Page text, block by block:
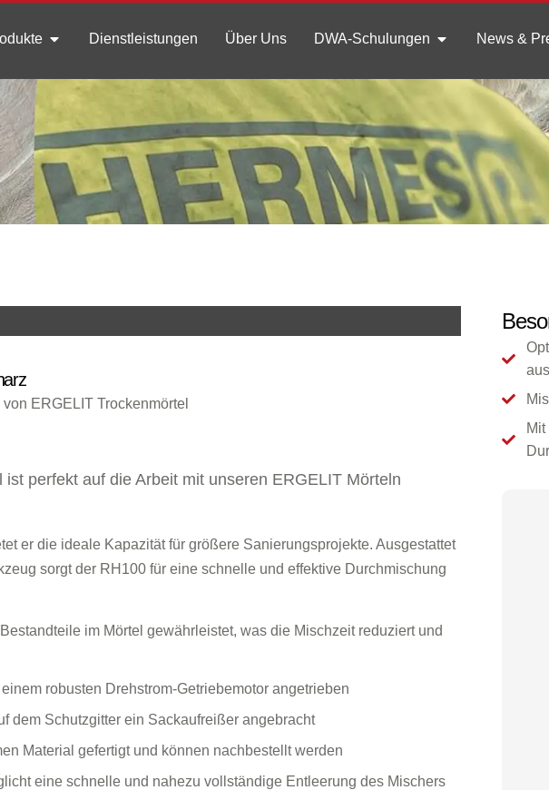
Dienstleistungen Über Uns DWA-Schulungen News &
ERGELIT Trockenmörtel
perfekt auf die Arbeit mit unseren ERGELIT Mörteln
er die ideale Kapazität für größere Sanierungsprojekte. Ausgestattet
sorgt der RH100 für eine schnelle und effektive Durchmischung
im Mörtel gewährleistet, was die Mischzeit reduziert und
robusten Drehstrom-Getriebemotor angetrieben
dem Schutzgitter ein Sackaufreißer angebracht
Material gefertigt und können nachbestellt werden
eine schnelle und nahezu vollständige Entleerung des Mischers